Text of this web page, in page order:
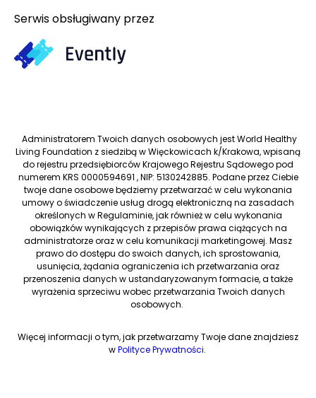
Serwis obsługiwany przez
Administratorem Twoich danych osobowych jest World Healthy
Living Foundation z siedzibą w Więckowicach k/Krakowa, wpisaną
do rejestru przedsiębiorców Krajowego Rejestru Sądowego pod
numerem KRS 0000594691 , NIP: 5130242885. Podane przez Ciebie
twoje dane osobowe będziemy przetwarzać w celu wykonania
umowy o świadczenie usług drogą elektroniczną na zasadach
określonych w Regulaminie, jak również w celu wykonania
obowiązków wynikających z przepisów prawa ciążących na
administratorze oraz w celu komunikacji marketingowej. Masz
prawo do dostępu do swoich danych, ich sprostowania,
usunięcia, żądania ograniczenia ich przetwarzania oraz
przenoszenia danych w ustandaryzowanym formacie, a także
wyrażenia sprzeciwu wobec przetwarzania Twoich danych
osobowych.
Więcej informacji o tym, jak przetwarzamy Twoje dane znajdziesz
wPolityce Prywatności.